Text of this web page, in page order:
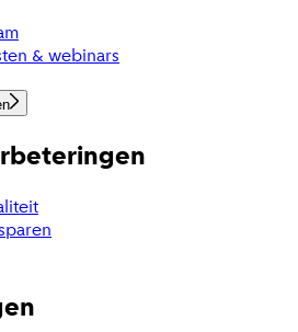
& webinars